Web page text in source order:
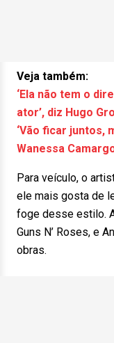
Veja também:
‘Ela não tem o
ator’, diz Hugo
‘Vão ficar juntos,
Wanessa
Para veículo, o
ele mais gosta de
foge desse estilo.
Guns N’ Roses, e
obras.